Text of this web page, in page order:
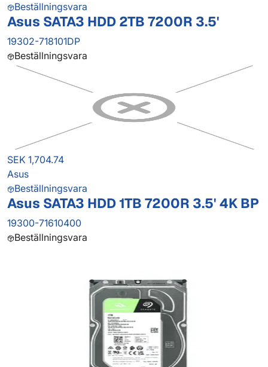
Beställningsvara
Asus SATA3 HDD 2TB 7200R 3.5'
19302-718101DP
Beställningsvara
SEK 1,704.74
Asus
Beställningsvara
Asus SATA3 HDD 1TB 7200R 3.5' 4K BP
19300-71610400
Beställningsvara